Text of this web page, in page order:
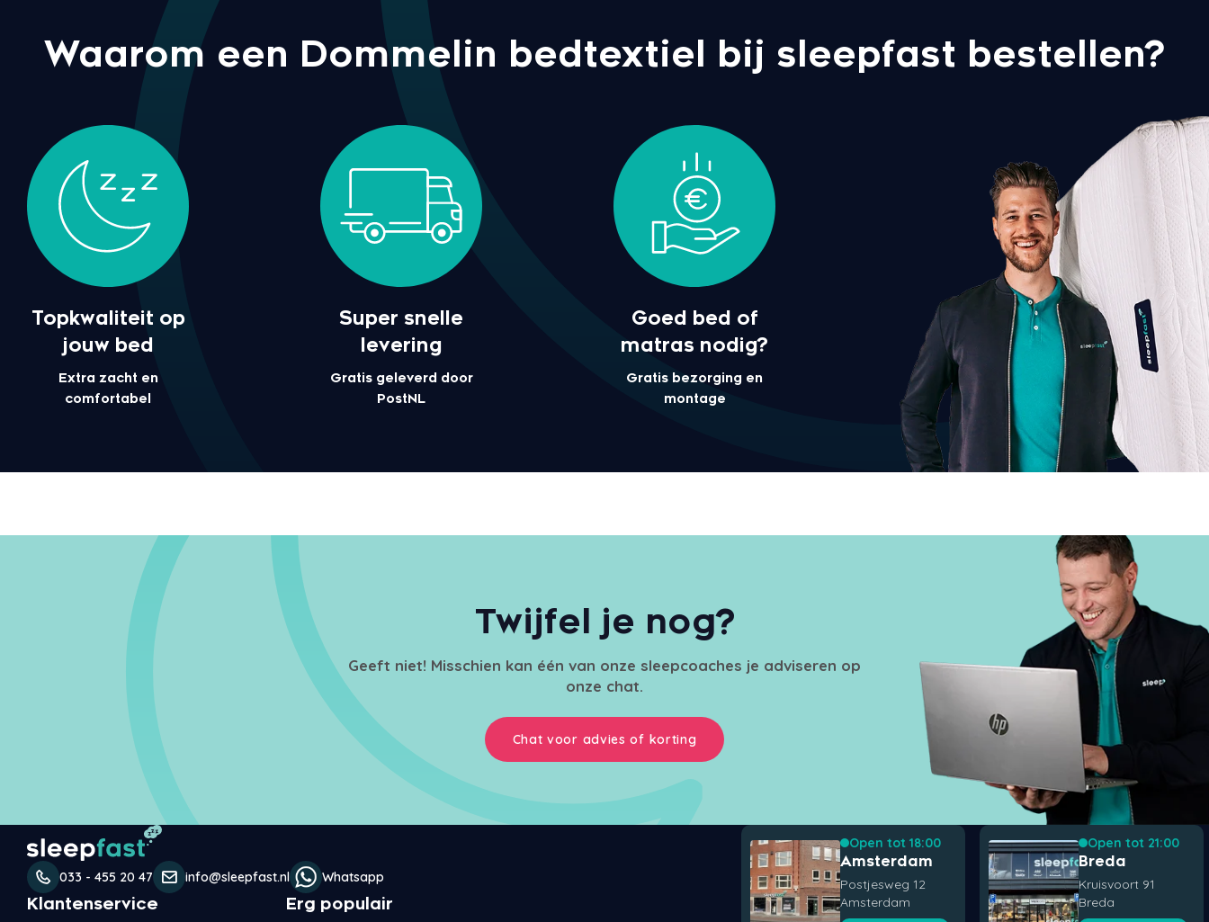
Waarom een Dommelin bedtextiel bij sleepfast bestellen?
Topkwaliteit op
jouw bed
Extra zacht en
comfortabel
Super snelle
levering
Gratis geleverd door
PostNL
Goed bed of
matras nodig?
Gratis bezorging en
montage
Twijfel je nog?
Geeft niet! Misschien kan één van onze sleepcoaches je adviseren op
onze chat.
Chat voor advies of korting
Open tot 18:00
Amsterdam
Postjesweg 12
Amsterdam
Open tot 21:00
Breda
Kruisvoort 91
Breda
033 - 455 20 47 info@sleepfast.nl Whatsapp
Klantenservice Erg populair